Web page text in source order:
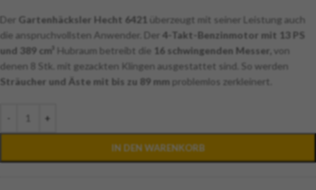
Der Gartenhäcksler Hecht 6421 überzeugt mit seiner Leistung auch
die anspruchvollsten Anwender. Der 4-Takt-Benzinmotor mit 13 PS
und 389 cm³ Hubraum betreibt die 16 schwingenden Messer, von
denen 8 Stk. mit gezackten Klingen ausgestattet sind. So werden
Sträucher und Äste mit bis zu 89 mm problemlos zerkleinert.
+
IN DEN WARENKORB